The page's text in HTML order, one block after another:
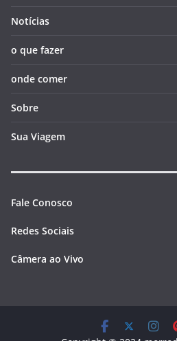
Notícias
o que fazer
onde comer
Sobre
Sua Viagem
Fale Conosco
Redes Sociais
Câmera ao Vivo